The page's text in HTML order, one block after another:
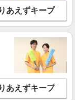
を見る
事業部/広島オフィ
定あり） ※給与
駅】中野東駅 ★マ
あえずキープ
あえずキープ